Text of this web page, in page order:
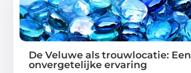
De Veluwe als trouwlocatie: Een
onvergetelijke ervaring